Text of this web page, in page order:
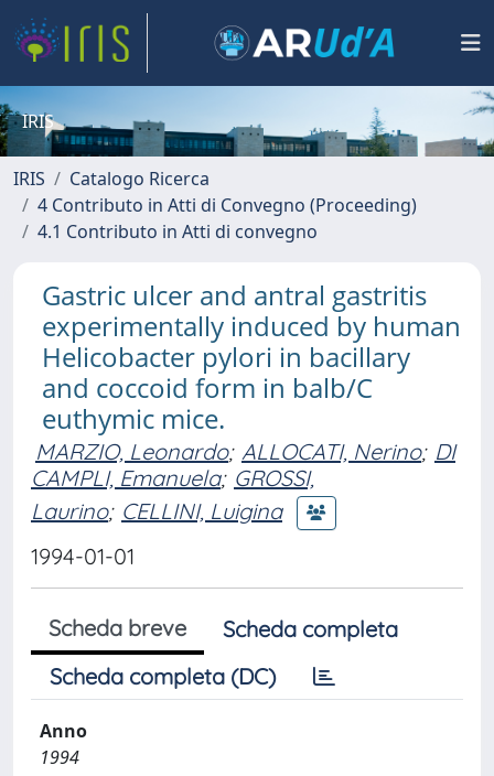
IRIS
IRIS
Catalogo Ricerca
4 Contributo in Atti di Convegno (Proceeding)
4.1 Contributo in Atti di convegno
Gastric ulcer and antral gastritis
experimentally induced by human
Helicobacter pylori in bacillary
and coccoid form in balb/C
euthymic mice.
MARZIO, Leonardo; ALLOCATI, Nerino; DI
CAMPLI, Emanuela; GROSSI,
Laurino; CELLINI, Luigina
1994-01-01
Scheda breve
Scheda completa
Scheda completa (DC)
Anno
1994